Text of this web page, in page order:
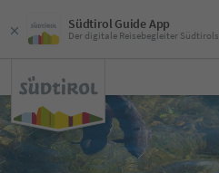
Südtirol Guide App
Der digitale Reisebegleiter Südtirols